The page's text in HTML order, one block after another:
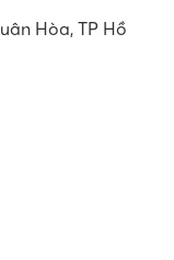
Hòa, TP Hồ